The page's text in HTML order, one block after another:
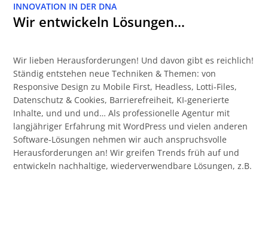
INNOVATION IN DER DNA
Wir entwickeln Lösungen…
Wir lieben Herausforderungen! Und davon gibt es reichlich!
Ständig entstehen neue Techniken & Themen: von
Responsive Design zu Mobile First, Headless, Lotti-Files,
Datenschutz & Cookies, Barrierefreiheit, KI-generierte
Inhalte, und und und… Als professionelle Agentur mit
langjähriger Erfahrung mit WordPress und vielen anderen
Software-Lösungen nehmen wir auch anspruchsvolle
Herausforderungen an! Wir greifen Trends früh auf und
entwickeln nachhaltige, wiederverwendbare Lösungen, z.B.